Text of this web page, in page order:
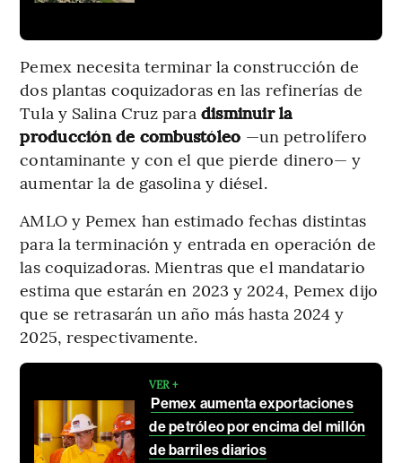
Pemex necesita terminar la construcción de
dos plantas coquizadoras en las refinerías de
Tula y Salina Cruz para disminuir la
producción de combustóleo —un petrolífero
contaminante y con el que pierde dinero— y
aumentar la de gasolina y diésel.
AMLO y Pemex han estimado fechas distintas
para la terminación y entrada en operación de
las coquizadoras. Mientras que el mandatario
estima que estarán en 2023 y 2024, Pemex dijo
que se retrasarán un año más hasta 2024 y
2025, respectivamente.
VER +
Pemex aumenta exportaciones
de petróleo por encima del millón
de barriles diarios